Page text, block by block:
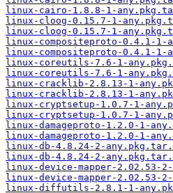
linux-cairo-1.8.8-1-
linux-cloog-0.15.7-1-
linux-cloog-0.15.7-1-
linux-compositeproto-0.4.1-1-
linux-compositeproto-0.4.1-
linux-coreutils-7.6-1-
linux-coreutils-7.6-1-
linux-cracklib-2.8.13-1-
linux-cracklib-2.8.13-1-
linux-cryptsetup-1.0.7-1-
linux-cryptsetup-1.0.7-1-
linux-damageproto-1.2.0-1-
linux-damageproto-1.2.0-1-
linux-db-4.8.24-2-
linux-db-4.8.24-2-
linux-device-mapper-2.02.53-
linux-device-mapper-2.02.53-
linux-diffutils-2.8.1-1-